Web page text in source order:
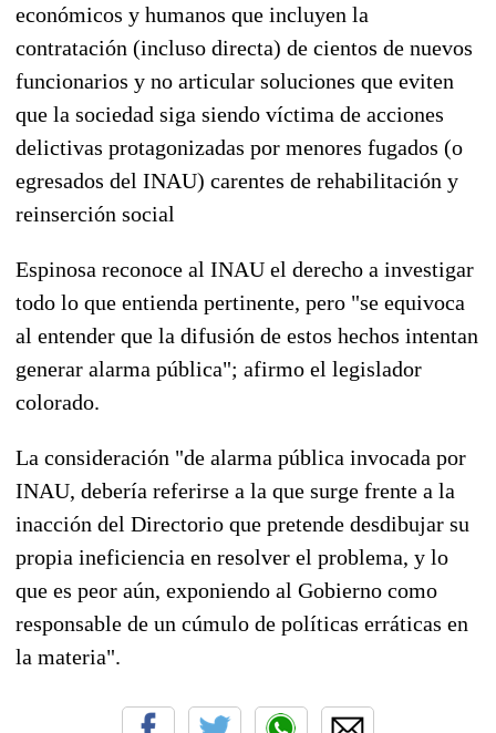
económicos y humanos que incluyen la
contratación (incluso directa) de cientos de nuevos
funcionarios y no articular soluciones que eviten
que la sociedad siga siendo víctima de acciones
delictivas protagonizadas por menores fugados (o
egresados del INAU) carentes de rehabilitación y
reinserción social
Espinosa reconoce al INAU el derecho a investigar
todo lo que entienda pertinente, pero "se equivoca
al entender que la difusión de estos hechos intentan
generar alarma pública"; afirmo el legislador
colorado.
La consideración "de alarma pública invocada por
INAU, debería referirse a la que surge frente a la
inacción del Directorio que pretende desdibujar su
propia ineficiencia en resolver el problema, y lo
que es peor aún, exponiendo al Gobierno como
responsable de un cúmulo de políticas erráticas en
la materia".